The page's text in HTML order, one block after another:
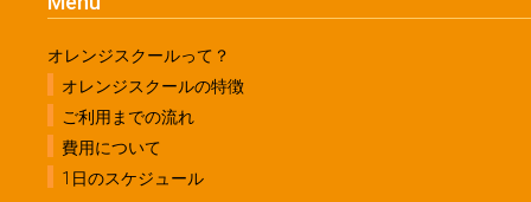
オレンジスクールって？
オレンジスクールの特徴
ご利用までの流れ
費用について
1日のスケジュール